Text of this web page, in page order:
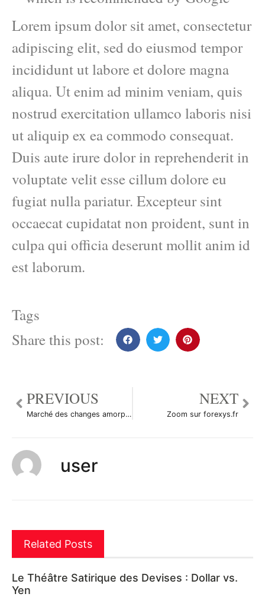
Lorem ipsum dolor sit amet, consectetur
adipiscing elit, sed do eiusmod tempor
incididunt ut labore et dolore magna
aliqua. Ut enim ad minim veniam, quis
nostrud exercitation ullamco laboris nisi
ut aliquip ex ea commodo consequat.
Duis aute irure dolor in reprehenderit in
voluptate velit esse cillum dolore eu
fugiat nulla pariatur. Excepteur sint
occaecat cupidatat non proident, sunt in
culpa qui officia deserunt mollit anim id
est laborum.
Tags
Share this post:
PREVIOUS
Marché des changes amorphe en cette fin d’été
NEXT
Zoom sur forexys.fr
user
Related Posts
Le Théâtre Satirique des Devises : Dollar vs.
Yen